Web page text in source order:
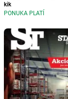
kik
PONUKA PLATÍ